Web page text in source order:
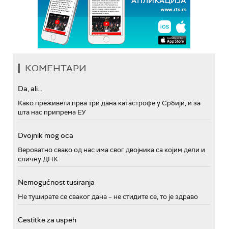
КОМЕНТАРИ
Da, ali...
Како преживети прва три дана катастрофе у Србији, и за
шта нас припрема ЕУ
Dvojnik mog oca
Вероватно свако од нас има свог двојника са којим дели и
сличну ДНК
Nemogućnost tusiranja
Не туширате се сваког дана – не стидите се, то је здраво
Cestitke za uspeh